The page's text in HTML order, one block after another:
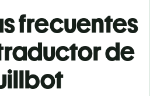
frecuentes
de